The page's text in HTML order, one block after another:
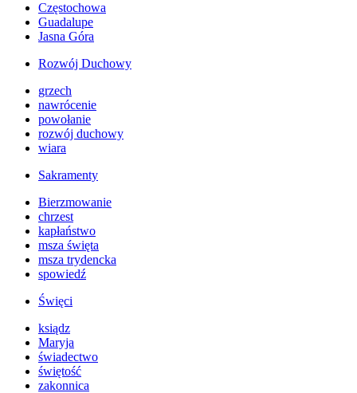
Częstochowa
Guadalupe
Jasna Góra
Rozwój Duchowy
grzech
nawrócenie
powołanie
rozwój duchowy
wiara
Sakramenty
Bierzmowanie
chrzest
kapłaństwo
msza święta
msza trydencka
spowiedź
Święci
ksiądz
Maryja
świadectwo
świętość
zakonnica